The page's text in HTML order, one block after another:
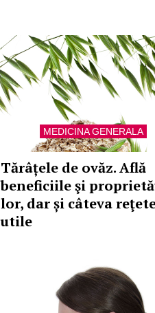
MEDICINA GENERALA
Tărâțele de ovăz. Află
beneficiile şi
lor, dar și câteva
utile